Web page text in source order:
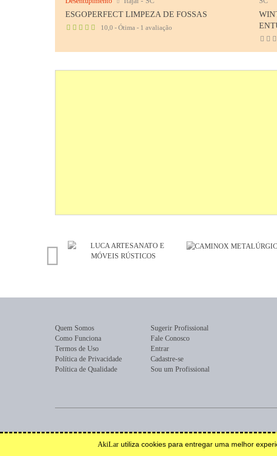
ESGOPERFECT LIMPEZA DE FOSSAS
10,0 - Ótima - 1 avaliação
Quem Somos
Como Funciona
Termos de Uso
Política de Privacidade
Política de Qualidade
Sugerir Profissional
Fale Conosco
Entrar
Cadastre-se
Sou um Profissional
Encontre profissionais para construção, reforma, mobília ou decoração.
AkiLar utiliza cookies para entregar uma melhor